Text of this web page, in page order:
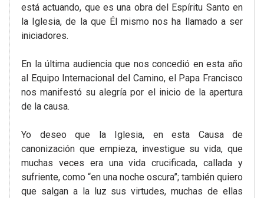
está actuando, que es una obra del Espíritu Santo en
la Iglesia, de la que Él mismo nos ha llamado a ser
iniciadores.
En la última audiencia que nos concedió en esta año
al Equipo Internacional del Camino, el Papa Francisco
nos manifestó su alegría por el inicio de la apertura
de la causa.
Yo deseo que la Iglesia, en esta Causa de
canonización que empieza, investigue su vida, que
muchas veces era una vida crucificada, callada y
sufriente, como “en una noche oscura”; también quiero
que salgan a la luz sus virtudes, muchas de ellas